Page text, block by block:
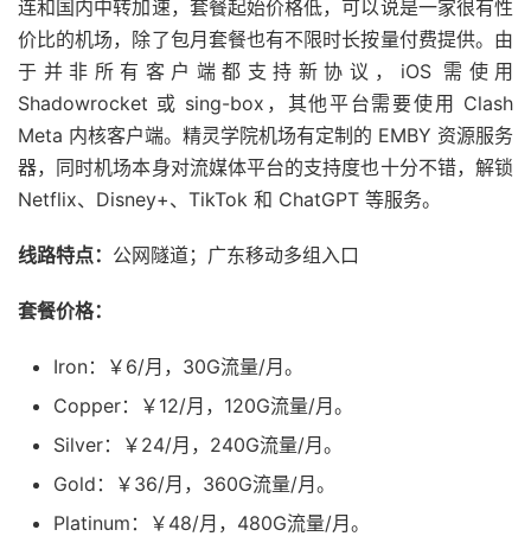
连和国内中转加速，套餐起始价格低，可以说是一家很有性
价比的机场，除了包月套餐也有不限时长按量付费提供。由
于并非所有客户端都支持新协议，iOS 需使用
Shadowrocket 或 sing-box，其他平台需要使用 Clash
Meta 内核客户端。精灵学院机场有定制的 EMBY 资源服务
器，同时机场本身对流媒体平台的支持度也十分不错，解锁
Netflix、Disney+、TikTok 和 ChatGPT 等服务。
线路特点： 公网隧道；广东移动多组入口
套餐价格：
Iron：￥6/月，30G流量/月。
Copper：￥12/月，120G流量/月。
Silver：￥24/月，240G流量/月。
Gold：￥36/月，360G流量/月。
Platinum：￥48/月，480G流量/月。